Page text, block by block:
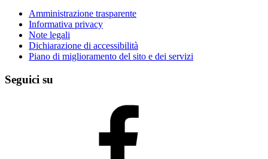
Amministrazione trasparente
Informativa privacy
Note legali
Dichiarazione di accessibilità
Piano di miglioramento del sito e dei servizi
Seguici su